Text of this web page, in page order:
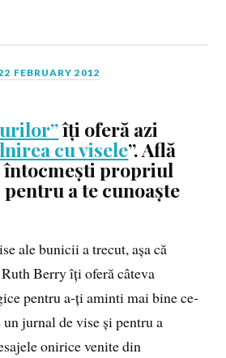
FEBRUARY 2012
”îți oferă azi
cu visele”. Află
întocmești propriul
a te cunoaște
ale bunicii a trecut, așa că
Berry îți oferă câteva
pentru a-ți aminti mai bine ce-
jurnal de vise și pentru a
onirice venite din